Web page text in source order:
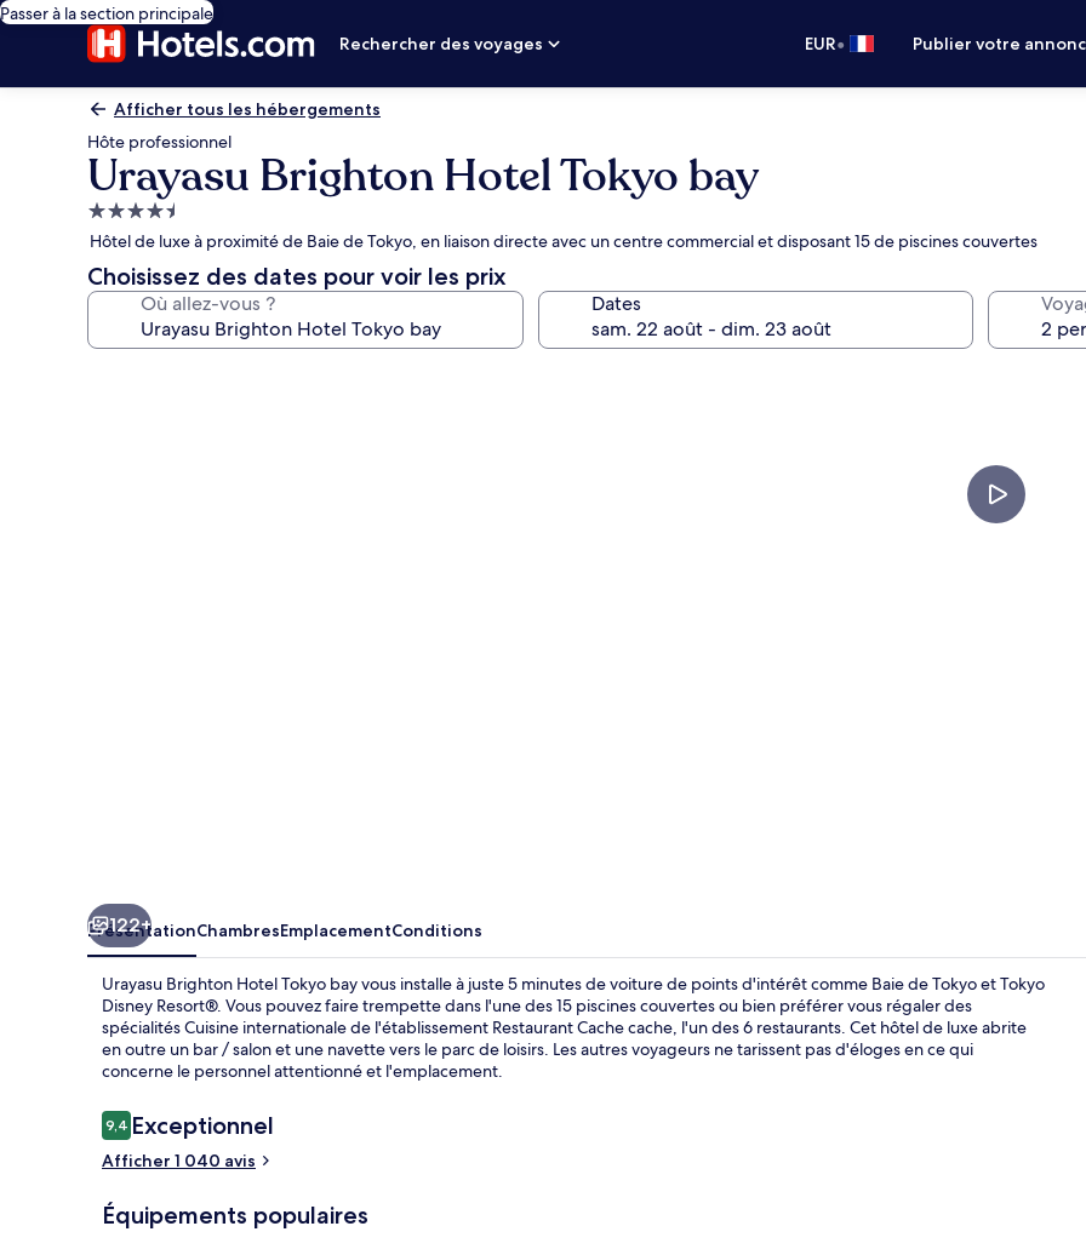
Passer à la section principale
Rechercher des voyages
EUR• Publier votre
Afficher tous les hébergements
Hôte professionnel
Urayasu Brighton Hotel Tokyo bay
Hébergement
4.5 étoiles
Hôtel de luxe à proximité de Baie de Tokyo, en liaison directe avec un centre commercial et disposant 15 de piscines couvertes
Choisissez des dates pour voir les prix
Où allez-vous ? Dates
122+
PrésentationChambresEmplacementConditions
Urayasu Brighton Hotel Tokyo bay vous installe à juste 5 minutes de voiture de points d'intérêt comme Baie de Tokyo et Tokyo
Disney Resort®. Vous pouvez faire trempette dans l'une des 15 piscines couvertes ou bien préférer vous régaler des
spécialités Cuisine internationale de l'établissement Restaurant Cache cache, l'un des 6 restaurants. Cet hôtel de luxe abrite
en outre un bar / salon et une navette vers le parc de loisirs. Les autres voyageurs ne tarissent pas d'éloges en ce qui
concerne le personnel attentionné et l'emplacement.
Avis
voyageurs
9,49,4 sur 10
Exceptionnel
Afficher 1 040 avis
Équipements populaires